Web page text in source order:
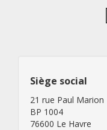
Siège social
21 rue Paul Marion
BP 1004
76600 Le Havre